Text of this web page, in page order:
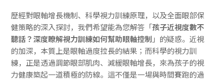
歷經對眼軸增長機制、科學視力訓練原理，以及全面眼部保
健策略的深入探討，我們希望能為您解答「孩子近視度數不
聽話？深度瞭解視力訓練如何幫助眼軸控制 」的疑惑。近視
的加深，本質上是眼軸過度拉長的結果；而科學的視力訓
練，正是透過調節眼部肌肉、減緩眼軸增長，來為孩子的視
力健康築起一道積極的防線。這不僅是一場與時間賽跑的過